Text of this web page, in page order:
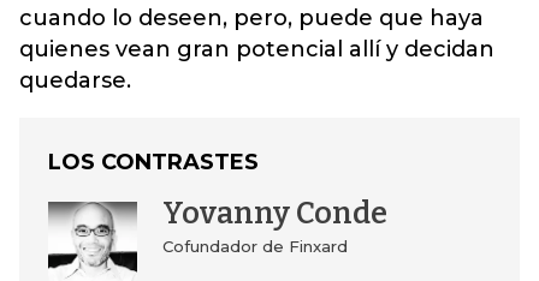
cuando lo deseen, pero, puede que haya
quienes vean gran potencial allí y decidan
quedarse.
LOS CONTRASTES
Yovanny Conde
Cofundador de Finxard